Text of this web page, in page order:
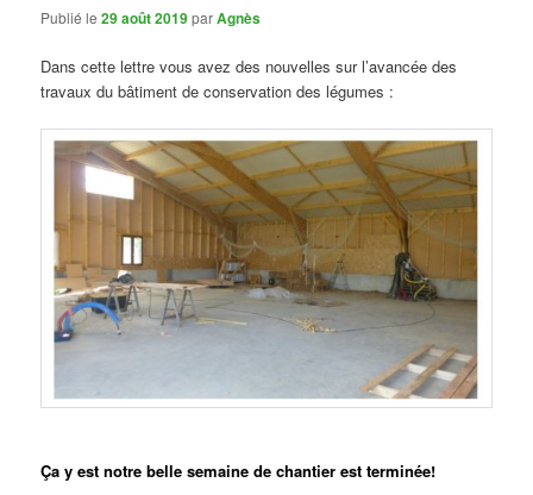
Publié le29 août 2019parAgnès
Dans cette lettre vous avez des nouvelles sur l’avancée des
travaux du bâtiment de conservation des légumes :
Ça y est notre belle semaine de chantier est terminée!